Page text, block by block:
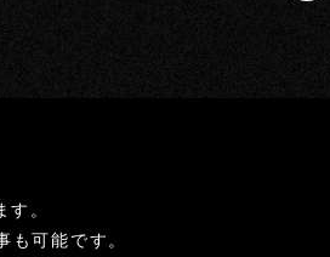
。
可能です。